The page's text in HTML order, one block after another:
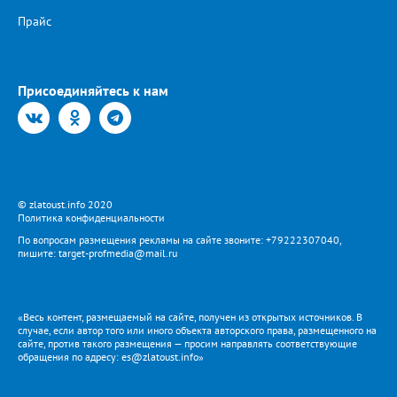
Прайс
Присоединяйтесь к нам
© zlatoust.info 2020
Политика конфиденциальности
По вопросам размещения рекламы на сайте звоните: +79222307040,
пишите: target-profmedia@mail.ru
«Весь контент, размещаемый на сайте, получен из открытых источников. В
случае, если автор того или иного объекта авторского права, размещенного на
сайте, против такого размещения — просим направлять соответствующие
обращения по адресу: es@zlatoust.info»